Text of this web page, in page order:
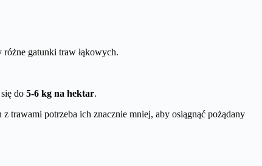
gatunki traw łąkowych.
do 5-6 kg na hektar.
z trawami potrzeba ich znacznie mniej, aby osiągnąć pożądany